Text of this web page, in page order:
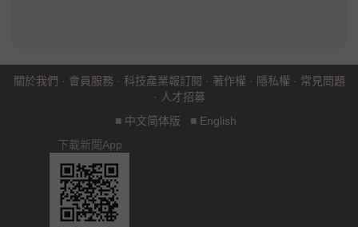
關於我們 · 會員服務 · 科技產業報訂閱 · 著作權 · 隱私權 · 常見問題
· 人才招募
■ 中文简体版 ■ English
下載新聞App